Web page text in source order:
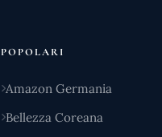
POPOLARI
Amazon Germania
Bellezza Coreana